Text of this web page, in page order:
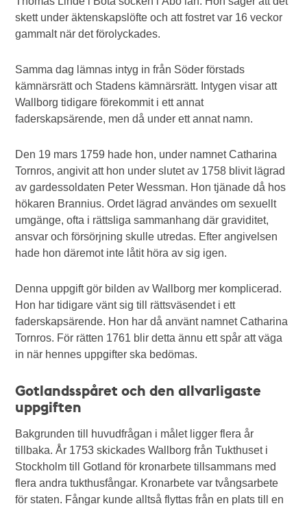
skett under äktenskapslöfte och att fostret var 16 veckor
gammalt när det förolyckades.
Samma dag lämnas intyg in från Söder förstads
kämnärsrätt och Stadens kämnärsrätt. Intygen visar att
Wallborg tidigare förekommit i ett annat
faderskapsärende, men då under ett annat namn.
Den 19 mars 1759 hade hon, under namnet Catharina
Tornros, angivit att hon under slutet av 1758 blivit lägrad
av gardessoldaten Peter Wessman. Hon tjänade då hos
hökaren Brannius. Ordet lägrad användes om sexuellt
umgänge, ofta i rättsliga sammanhang där graviditet,
ansvar och försörjning skulle utredas. Efter angivelsen
hade hon däremot inte låtit höra av sig igen.
Denna uppgift gör bilden av Wallborg mer komplicerad.
Hon har tidigare vänt sig till rättsväsendet i ett
faderskapsärende. Hon har då använt namnet Catharina
Tornros. För rätten 1761 blir detta ännu ett spår att väga
in när hennes uppgifter ska bedömas.
Gotlandsspåret och den allvarligaste
uppgiften
Bakgrunden till huvudfrågan i målet ligger flera år
tillbaka. År 1753 skickades Wallborg från Tukthuset i
Stockholm till Gotland för kronarbete tillsammans med
flera andra tukthusfångar. Kronarbete var tvångsarbete
för staten. Fångar kunde alltså flyttas från en plats till en